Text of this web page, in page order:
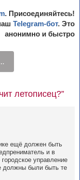
. Присоединяйтесь!
Telegram-бот. Это
анонимно и быстро
летописец?”
ещё должен быть
и в
управление
должны были быть те